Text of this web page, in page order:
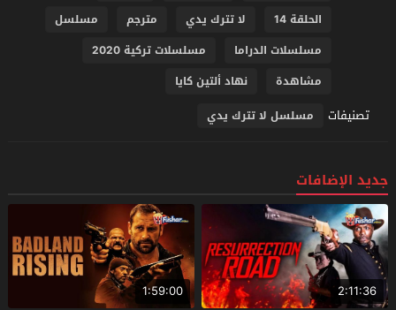
الحلقة 14
لا تترك يدي مترجم
مسلسل
مسلسلات الدراما
مسلسلات تركية 2020
مشاهدة
نهاد ألتين كايا
تصنيفات مسلسل لا تترك يدي
جديد الإضافات
2:11:36
1:59:00